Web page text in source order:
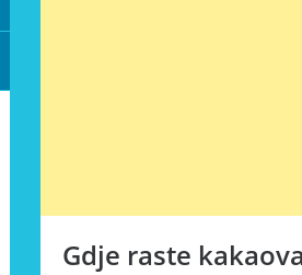
Gdje raste